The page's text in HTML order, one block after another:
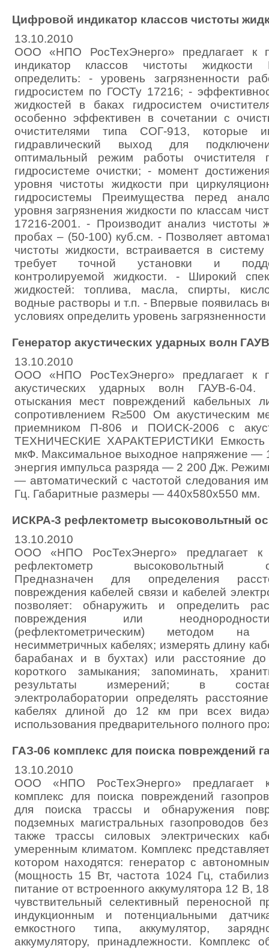
Цифровой индикатор классов чистоты
13.10.2010
ООО «НПО РосТехЭнерго» предлагает к
индикатор классов чистоты жидкости
определить: - уровень загрязненности
гидросистем по ГОСТу 17216; -
жидкостей в баках гидросистем
особенно эффективен в сочетании с
очистителями типа СОГ-913, которые
гидравлический выход для
оптимальный режим работы очистителя
гидросистеме очистки; - момент
уровня чистоты жидкости при
гидросистемы Преимущества перед
уровня загрязнения жидкости по классам
17216-2001. - Производит анализ чистоты
пробах – (50-100) куб.см. - Позволяет
чистоты жидкости, встраивается в
требует точной установки и
контролируемой жидкости. - Широкий
жидкостей: топлива, масла, спирты,
водные растворы и т.п. - Впервые появилась
условиях определить уровень
Генератор акустических ударных волн
13.10.2010
ООО «НПО РосТехЭнерго» предлагает к
акустических ударных волн ГАУВ-6-04.
отыскания мест повреждений кабельных
сопротивлением R≥500 Ом акустическим
приемником П-806 и ПОИСК-2006 с
ТЕХНИЧЕСКИЕ ХАРАКТЕРИСТИКИ Емкость
мкФ. Максимальное выходное напряжение —
энергия импульса разряда — 2 200 Дж.
— автоматический с частотой следования
Гц. Габаритные размеры — 440х580х550 мм.
ИСКРА-3 рефлектометр высоковольтный
13.10.2010
ООО «НПО РосТехЭнерго» предлагает к
рефлектометр высоковольтный
Предназначен для определения
повреждения кабелей связи и кабелей
позволяет: обнаружить и определить
повреждения или
(рефлектометрическим) методом
несимметричных кабелях; измерять длину
барабанах и в бухтах) или расстояние
короткого замыкания; запоминать,
результаты измерений; в
электролаборатории определять
кабелях длиной до 12 км при всех
использования предварительного полного
ГАЗ-06 комплекс для поиска повреждений
13.10.2010
ООО «НПО РосТехЭнерго» предлагает
комплекс для поиска повреждений
для поиска трассы и обнаружения
подземных магистральных газопроводов
также трассы силовых электрических
умеренным климатом. Комплекс
котором находятся: генератор с
(мощность 15 Вт, частота 1024 Гц,
питание от встроенного аккумулятора 12 В,
чувствительный селективный переносной
индукционным и потенциальными
емкостного типа, аккумулятор,
аккумулятору, принадлежности. Комплекс